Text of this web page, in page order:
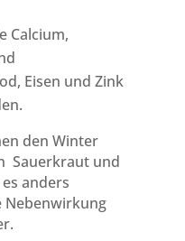
Calcium,
Eisen und Zink
den Winter
Sauerkraut und
anders
Nebenwirkung